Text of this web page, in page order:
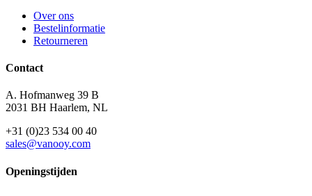
Over ons
Bestelinformatie
Retourneren
Contact
A. Hofmanweg 39 B
2031 BH Haarlem, NL
+31 (0)23 534 00 40
sales@vanooy.com
Openingstijden